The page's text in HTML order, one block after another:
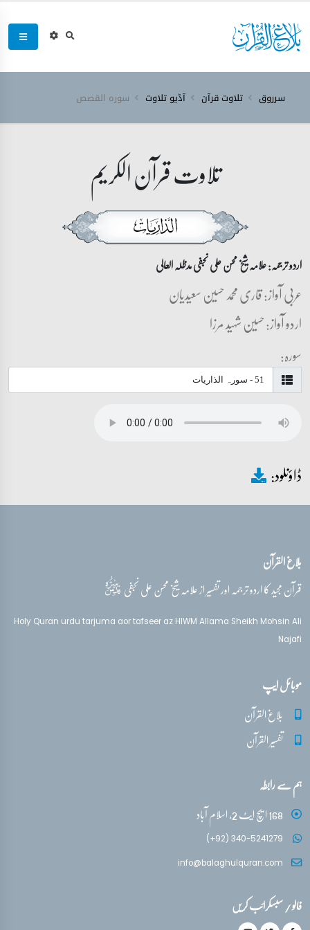
سرروق تلاوت قرآن آڈیو تلاوت سورہ ‎القصص‎
تلاوت قرآن الکریم
اردو ترجمہ: علامہ شیخ محسن علی نجفی مدظلہ العالی
عربی آواز: قاری محمد حسین سعیدیان
اردو آواز: حسین شہید مرزا
سورہ:
ڈاؤنلود:
بلاغ القرآن
قرآن مجید کا اردو ترجمہ اور تفسیر از علامہ شیخ محسن علی نجفیقدس‌سره
Holy Quran urdu tarjuma aor tafseer az HIWM Allama Sheikh Mohsin Ali
Najafi
موبائل ایپ
بلاغ القرآن
تفسیر القرآن
ہم سے رابطہ
168 ایچ ایٹ 2، اسلام آباد
(+92) 340-5241279
info@balaghulquran.com
فالو / سبسکرائب کریں